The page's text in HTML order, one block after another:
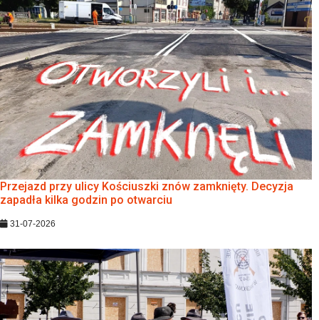
Przejazd przy ulicy Kościuszki znów zamknięty. Decyzja
zapadła kilka godzin po otwarciu
31-07-2026